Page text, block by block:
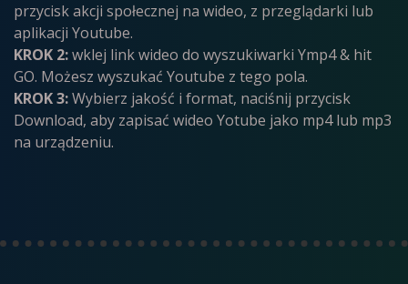
przycisk akcji społecznej na wideo, z przeglądarki lub
aplikacji Youtube.
KROK 2:wklej link wideo do wyszukiwarki Ymp4 & hit
GO. Możesz wyszukać Youtube z tego pola.
KROK 3:Wybierz jakość i format, naciśnij przycisk
Download, aby zapisać wideo Yotube jako mp4 lub mp3
na urządzeniu.